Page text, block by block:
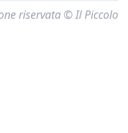
riservata © Il Piccolo